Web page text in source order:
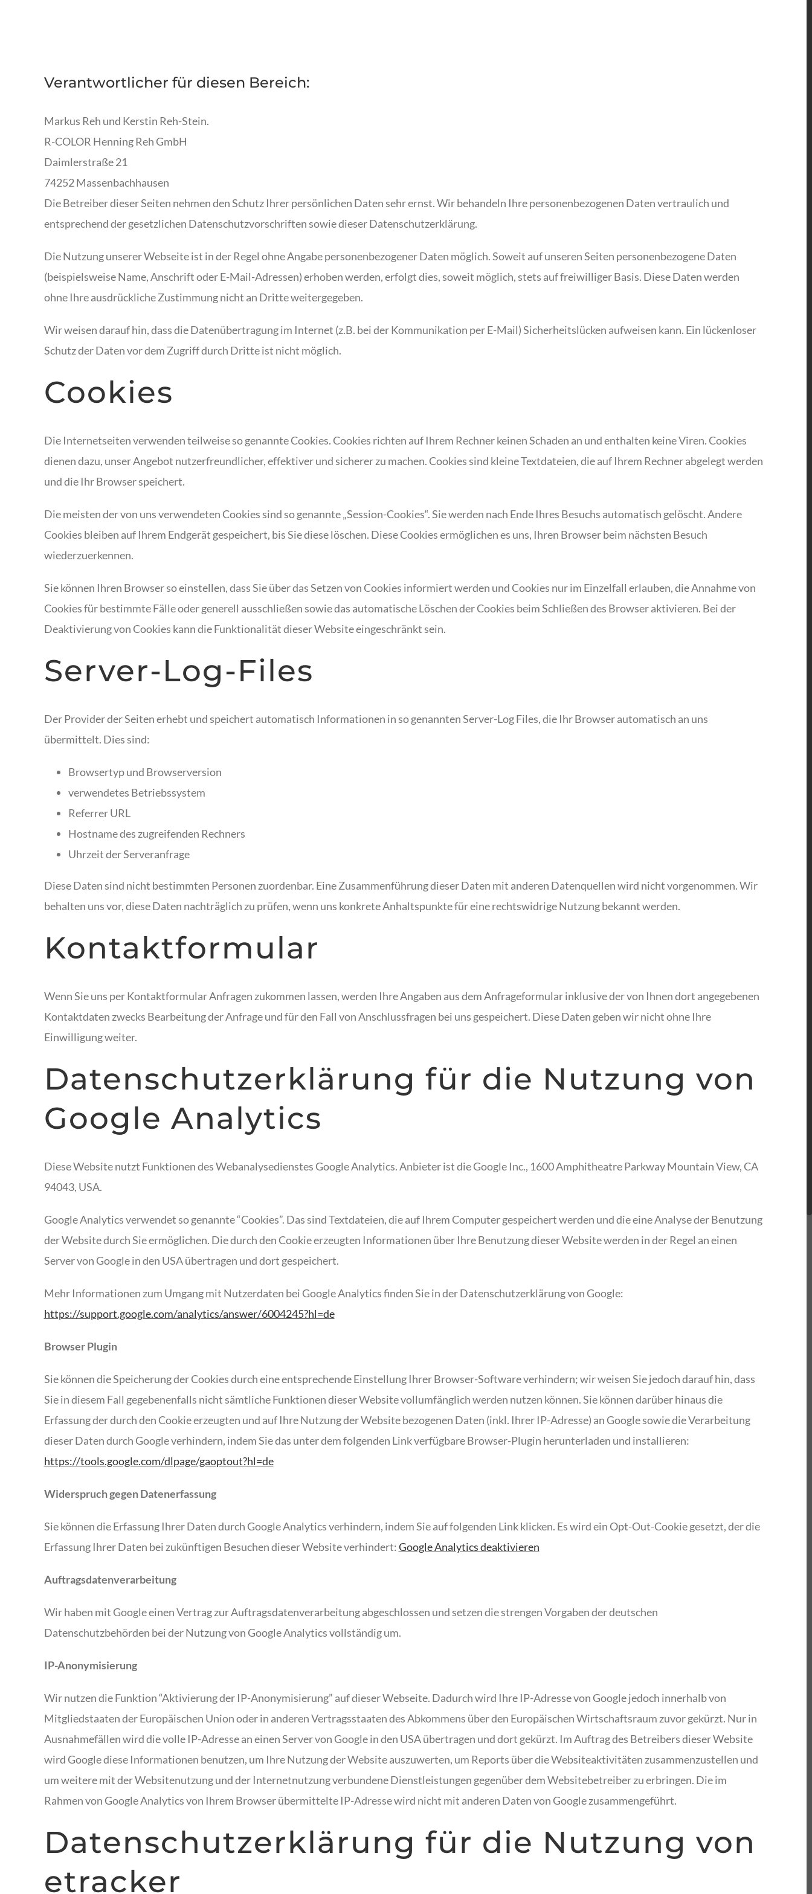
Verantwortlicher für diesen Bereich:
Markus Reh und Kerstin Reh-Stein.
R-COLOR Henning Reh GmbH
Daimlerstraße 21
74252 Massenbachhausen
Die Betreiber dieser Seiten nehmen den Schutz Ihrer persönlichen Daten sehr ernst. Wir behandeln Ihre personenbezogenen Daten vertraulich und
entsprechend der gesetzlichen Datenschutzvorschriften sowie dieser Datenschutzerklärung.
Die Nutzung unserer Webseite ist in der Regel ohne Angabe personenbezogener Daten möglich. Soweit auf unseren Seiten personenbezogene Daten
(beispielsweise Name, Anschrift oder E-Mail-Adressen) erhoben werden, erfolgt dies, soweit möglich, stets auf freiwilliger Basis. Diese Daten werden
ohne Ihre ausdrückliche Zustimmung nicht an Dritte weitergegeben.
Wir weisen darauf hin, dass die Datenübertragung im Internet (z.B. bei der Kommunikation per E-Mail) Sicherheitslücken aufweisen kann. Ein lückenloser
Schutz der Daten vor dem Zugriff durch Dritte ist nicht möglich.
Cookies
Die Internetseiten verwenden teilweise so genannte Cookies. Cookies richten auf Ihrem Rechner keinen Schaden an und enthalten keine Viren. Cookies
dienen dazu, unser Angebot nutzerfreundlicher, effektiver und sicherer zu machen. Cookies sind kleine Textdateien, die auf Ihrem Rechner abgelegt werden
und die Ihr Browser speichert.
Die meisten der von uns verwendeten Cookies sind so genannte „Session-Cookies“. Sie werden nach Ende Ihres Besuchs automatisch gelöscht. Andere
Cookies bleiben auf Ihrem Endgerät gespeichert, bis Sie diese löschen. Diese Cookies ermöglichen es uns, Ihren Browser beim nächsten Besuch
wiederzuerkennen.
Sie können Ihren Browser so einstellen, dass Sie über das Setzen von Cookies informiert werden und Cookies nur im Einzelfall erlauben, die Annahme von
Cookies für bestimmte Fälle oder generell ausschließen sowie das automatische Löschen der Cookies beim Schließen des Browser aktivieren. Bei der
Deaktivierung von Cookies kann die Funktionalität dieser Website eingeschränkt sein.
Server-Log-Files
Der Provider der Seiten erhebt und speichert automatisch Informationen in so genannten Server-Log Files, die Ihr Browser automatisch an uns
übermittelt. Dies sind:
Browsertyp und Browserversion
verwendetes Betriebssystem
Referrer URL
Hostname des zugreifenden Rechners
Uhrzeit der Serveranfrage
Diese Daten sind nicht bestimmten Personen zuordenbar. Eine Zusammenführung dieser Daten mit anderen Datenquellen wird nicht vorgenommen. Wir
behalten uns vor, diese Daten nachträglich zu prüfen, wenn uns konkrete Anhaltspunkte für eine rechtswidrige Nutzung bekannt werden.
Kontaktformular
Wenn Sie uns per Kontaktformular Anfragen zukommen lassen, werden Ihre Angaben aus dem Anfrageformular inklusive der von Ihnen dort angegebenen
Kontaktdaten zwecks Bearbeitung der Anfrage und für den Fall von Anschlussfragen bei uns gespeichert. Diese Daten geben wir nicht ohne Ihre
Einwilligung weiter.
Datenschutzerklärung für die Nutzung von
Google Analytics
Diese Website nutzt Funktionen des Webanalysedienstes Google Analytics. Anbieter ist die Google Inc., 1600 Amphitheatre Parkway Mountain View, CA
94043, USA.
Google Analytics verwendet so genannte “Cookies”. Das sind Textdateien, die auf Ihrem Computer gespeichert werden und die eine Analyse der Benutzung
der Website durch Sie ermöglichen. Die durch den Cookie erzeugten Informationen über Ihre Benutzung dieser Website werden in der Regel an einen
Server von Google in den USA übertragen und dort gespeichert.
Mehr Informationen zum Umgang mit Nutzerdaten bei Google Analytics finden Sie in der Datenschutzerklärung von Google:
https://support.google.com/analytics/answer/6004245?hl=de
Browser Plugin
Sie können die Speicherung der Cookies durch eine entsprechende Einstellung Ihrer Browser-Software verhindern; wir weisen Sie jedoch darauf hin, dass
Sie in diesem Fall gegebenenfalls nicht sämtliche Funktionen dieser Website vollumfänglich werden nutzen können. Sie können darüber hinaus die
Erfassung der durch den Cookie erzeugten und auf Ihre Nutzung der Website bezogenen Daten (inkl. Ihrer IP-Adresse) an Google sowie die Verarbeitung
dieser Daten durch Google verhindern, indem Sie das unter dem folgenden Link verfügbare Browser-Plugin herunterladen und installieren:
https://tools.google.com/dlpage/gaoptout?hl=de
Widerspruch gegen Datenerfassung
Sie können die Erfassung Ihrer Daten durch Google Analytics verhindern, indem Sie auf folgenden Link klicken. Es wird ein Opt-Out-Cookie gesetzt, der die
Erfassung Ihrer Daten bei zukünftigen Besuchen dieser Website verhindert:Google Analytics deaktivieren
Auftragsdatenverarbeitung
Wir haben mit Google einen Vertrag zur Auftragsdatenverarbeitung abgeschlossen und setzen die strengen Vorgaben der deutschen
Datenschutzbehörden bei der Nutzung von Google Analytics vollständig um.
IP-Anonymisierung
Wir nutzen die Funktion “Aktivierung der IP-Anonymisierung” auf dieser Webseite. Dadurch wird Ihre IP-Adresse von Google jedoch innerhalb von
Mitgliedstaaten der Europäischen Union oder in anderen Vertragsstaaten des Abkommens über den Europäischen Wirtschaftsraum zuvor gekürzt. Nur in
Ausnahmefällen wird die volle IP-Adresse an einen Server von Google in den USA übertragen und dort gekürzt. Im Auftrag des Betreibers dieser Website
wird Google diese Informationen benutzen, um Ihre Nutzung der Website auszuwerten, um Reports über die Websiteaktivitäten zusammenzustellen und
um weitere mit der Websitenutzung und der Internetnutzung verbundene Dienstleistungen gegenüber dem Websitebetreiber zu erbringen. Die im
Rahmen von Google Analytics von Ihrem Browser übermittelte IP-Adresse wird nicht mit anderen Daten von Google zusammengeführt.
Datenschutzerklärung für die Nutzung von
etracker